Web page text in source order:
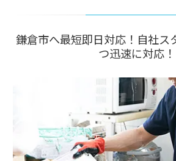
問題の解決法
鎌倉市へ最短即日対応！自社ス
つ迅速に対応！